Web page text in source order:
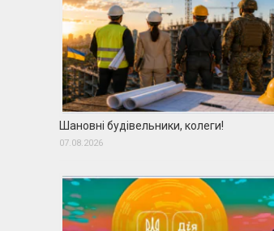
Шановні будівельники, колеги!
07.08.2026